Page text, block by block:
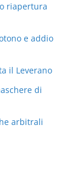
riapertura
e addio
il Leverano
di
arbitrali